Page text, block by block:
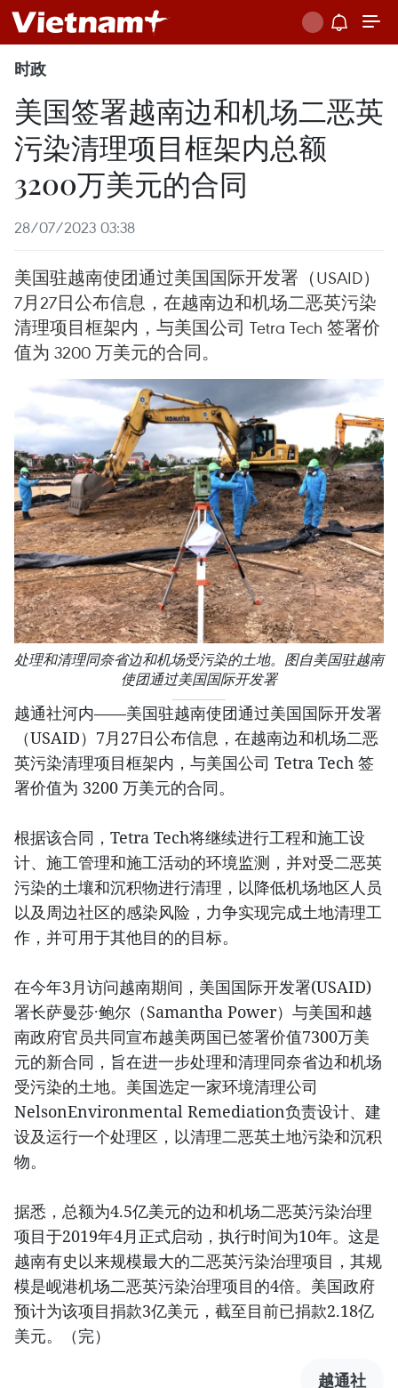
时政
美国签署越南边和机场二恶英
污染清理项目框架内总额
3200万美元的合同
28/07/2023 03:38
美国驻越南使团通过美国国际开发署（USAID）
7月27日公布信息，在越南边和机场二恶英污染
清理项目框架内，与美国公司 Tetra Tech 签署价
值为 3200 万美元的合同。
处理和清理同奈省边和机场受污染的土地。图自美国驻越南
使团通过美国国际开发署
越通社河内——美国驻越南使团通过美国国际开发署
（USAID）7月27日公布信息，在越南边和机场二恶
英污染清理项目框架内，与美国公司 Tetra Tech 签
署价值为 3200 万美元的合同。
根据该合同，Tetra Tech将继续进行工程和施工设
计、施工管理和施工活动的环境监测，并对受二恶英
污染的土壤和沉积物进行清理，以降低机场地区人员
以及周边社区的感染风险，力争实现完成土地清理工
作，并可用于其他目的的目标。
在今年3月访问越南期间，美国国际开发署(USAID)
署长萨曼莎·鲍尔（Samantha Power）与美国和越
南政府官员共同宣布越美两国已签署价值7300万美
元的新合同，旨在进一步处理和清理同奈省边和机场
受污染的土地。美国选定一家环境清理公司
NelsonEnvironmental Remediation负责设计、建
设及运行一个处理区，以清理二恶英土地污染和沉积
物。
据悉，总额为4.5亿美元的边和机场二恶英污染治理
项目于2019年4月正式启动，执行时间为10年。这是
越南有史以来规模最大的二恶英污染治理项目，其规
模是岘港机场二恶英污染治理项目的4倍。美国政府
预计为该项目捐款3亿美元，截至目前已捐款2.18亿
美元。（完）
越通社